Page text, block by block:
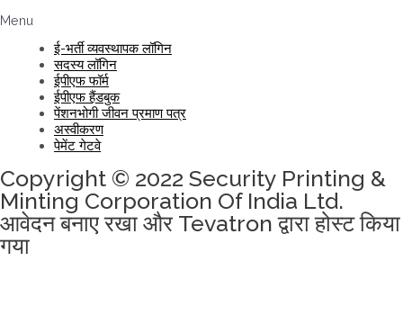
Menu
ई-भर्ती व्यवस्थापक लॉगिन
सदस्य लॉगिन
ईपीएफ फॉर्म
ईपीएफ हैंडबुक
पेंशनभोगी जीवन प्रमाण पत्र
अस्वीकरण
पेमेंट गेटवे
Copyright © 2022 Security Printing &
Minting Corporation Of India Ltd.
आवेदन बनाए रखा और Tevatron द्वारा होस्ट किया
गया